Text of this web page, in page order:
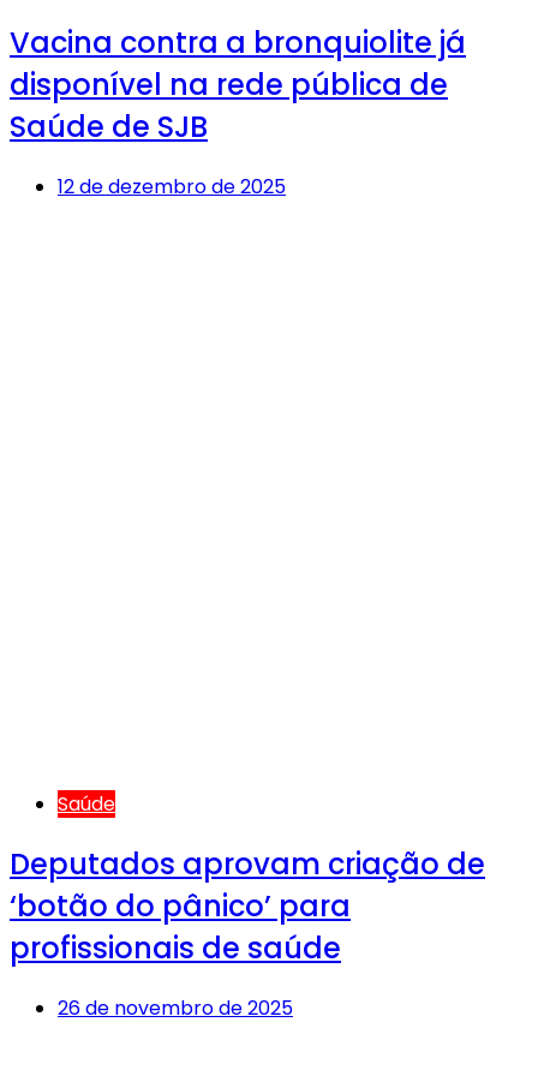
Vacina contra a bronquiolite já
disponível na rede pública de
Saúde de SJB
12 de dezembro de 2025
Saúde
Deputados aprovam criação de
‘botão do pânico’ para
profissionais de saúde
26 de novembro de 2025